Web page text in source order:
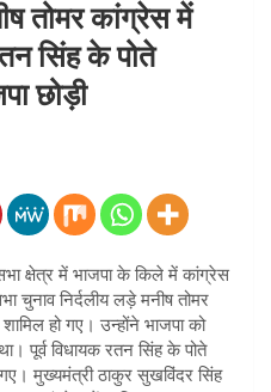
तोमर कांग्रेस में
सिंह के पोते
छोड़ी
क्षेत्र में भाजपा के किले में कांग्रेस
चुनाव निर्दलीय लड़े मनीष तोमर
हो गए। उन्होंने भाजपा को
पूर्व विधायक रतन सिंह के पोते
मुख्यमंत्री ठाकुर सुखविंदर सिंह